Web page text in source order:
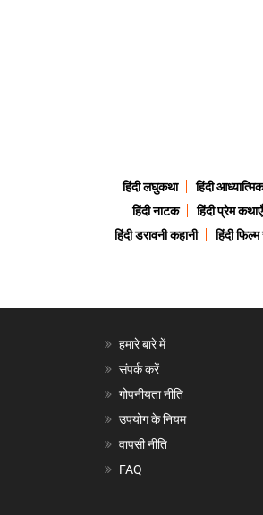
हिंदी लघुकथा हिंदी
हिंदी नाटक
हिंदी प्रेम कथाएँ
हिंदी डरावनी कहानी
हिंदी फिल्म
हमारे बारे में
संपर्क करें
गोपनीयता नीति
उपयोग के नियम
वापसी नीति
FAQ